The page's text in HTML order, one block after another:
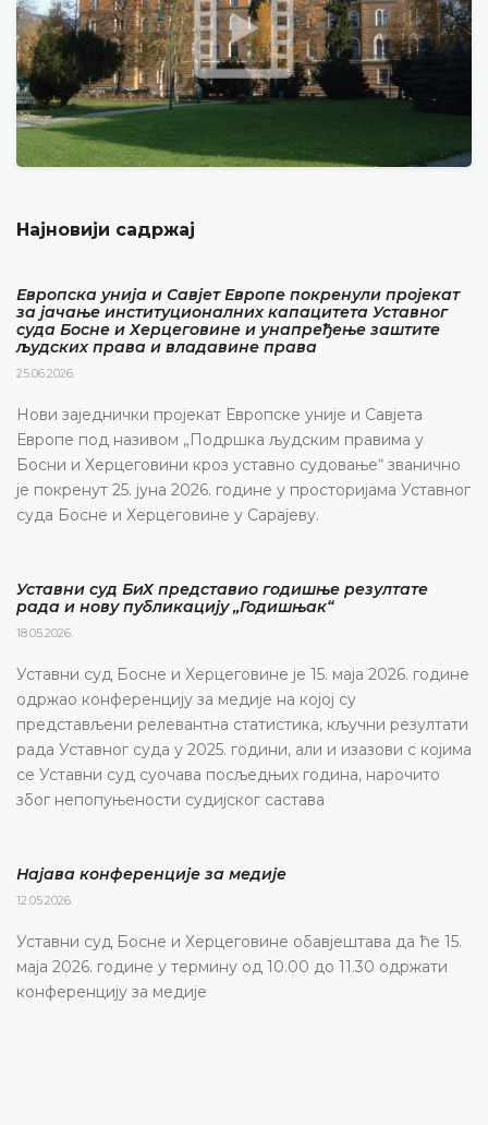
Најновији садржај
Европска унија и Савјет Европе покренули пројекат
за јачање институционалних капацитета Уставног
суда Босне и Херцеговине и унапређење заштите
људских права и владавине права
25.06.2026.
Нови заједнички пројекат Европске уније и Савјета
Европе под називом „Подршка људским правима у
Босни и Херцеговини кроз уставно судовање“ званично
је покренут 25. јуна 2026. године у просторијама Уставног
суда Босне и Херцеговине у Сарајеву.
Уставни суд БиХ представио годишње резултате
рада и нову публикацију „Годишњак“
18.05.2026.
Уставни суд Босне и Херцеговине је 15. маја 2026. године
одржао конференцију за медије на којој су
представљени релевантна статистика, кључни резултати
рада Уставног суда у 2025. години, али и изазови с којима
се Уставни суд суочава посљедњих година, нарочито
због непопуњености судијског састава
Најава конференције за медије
12.05.2026.
Уставни суд Босне и Херцеговине обавјештава да ће 15.
маја 2026. године у термину од 10.00 до 11.30 одржати
конференцију за медије